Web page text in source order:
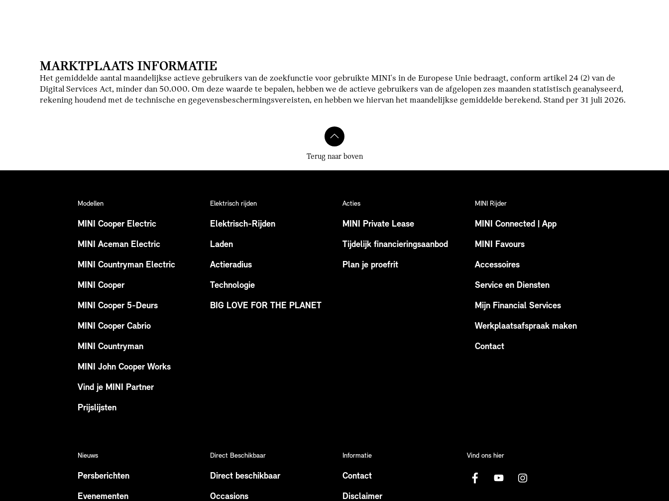
MARKTPLAATS INFORMATIE
Het gemiddelde aantal maandelijkse actieve gebruikers van de zoekfunctie voor gebruikte MINI's in de Europese Unie bedraagt, conform artikel 24 (2) van de
Digital Services Act, minder dan 50.000. Om deze waarde te bepalen, hebben we de actieve gebruikers van de afgelopen zes maanden statistisch geanalyseerd,
rekening houdend met de technische en gegevensbeschermingsvereisten, en hebben we hiervan het maandelijkse gemiddelde berekend. Stand per 31 juli 2026.
Terug naar boven
Modellen
MINI Cooper Electric
MINI Aceman Electric
MINI Countryman Electric
MINI Cooper
MINI Cooper 5-Deurs
MINI Cooper Cabrio
MINI Countryman
MINI John Cooper Works
Vind je MINI Partner
Prijslijsten
Elektrisch rijden
Elektrisch-Rijden
Laden
Actieradius
Technologie
BIG LOVE FOR THE PLANET
Acties
MINI Private Lease
Tijdelijk financieringsaanbod
Plan je proefrit
MINI Rijder
MINI Connected | App
MINI Favours
Accessoires
Service en Diensten
Mijn Financial Services
Werkplaatsafspraak maken
Contact
Nieuws
Persberichten
Evenementen
Direct Beschikbaar
Direct beschikbaar
Occasions
Informatie
Contact
Disclaimer
Vind ons hier